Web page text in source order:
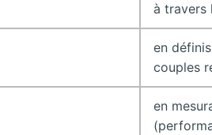
à travers
en
couples
en